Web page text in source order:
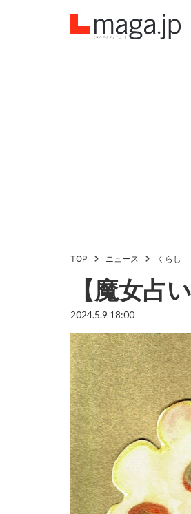
TOP ニュース くらし
【魔女占
2024.5.9 18:00